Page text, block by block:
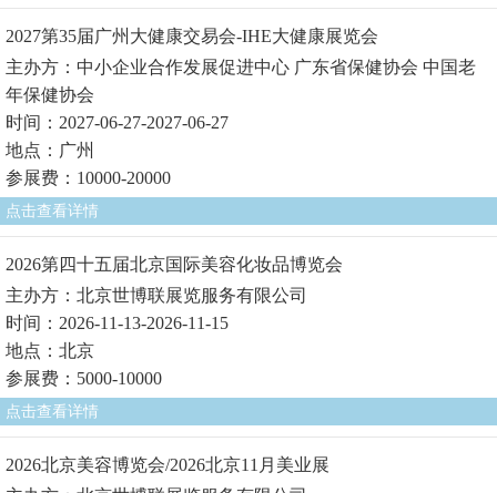
2027第35届广州大健康交易会-IHE大健康展览会
主办方：中小企业合作发展促进中心 广东省保健协会 中国老
年保健协会
时间：2027-06-27-2027-06-27
地点：广州
参展费：10000-20000
点击查看详情
2026第四十五届北京国际美容化妆品博览会
主办方：北京世博联展览服务有限公司
时间：2026-11-13-2026-11-15
地点：北京
参展费：5000-10000
点击查看详情
2026北京美容博览会/2026北京11月美业展